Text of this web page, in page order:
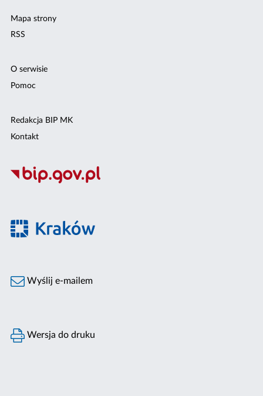
Mapa strony
RSS
O serwisie
Pomoc
Redakcja BIP MK
Kontakt
Wyślij e-mailem
Wersja do druku